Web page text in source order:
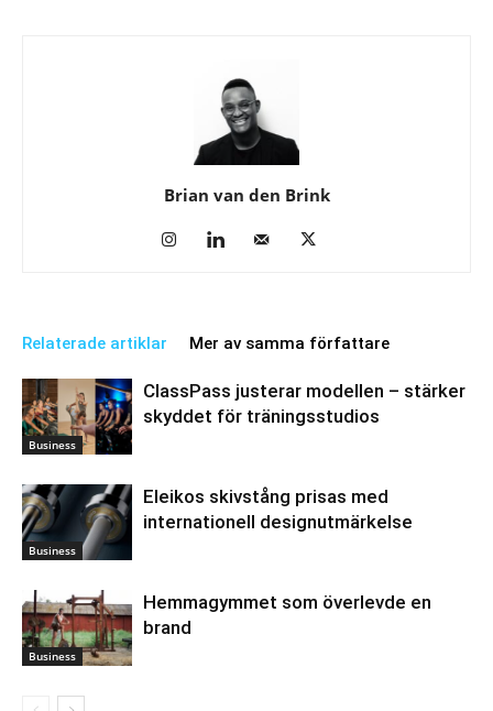
Brian van den Brink
Relaterade artiklar Mer av samma författare
Business
ClassPass justerar modellen – stärker
skyddet för träningsstudios
Business
Eleikos skivstång prisas med
internationell designutmärkelse
Business
Hemmagymmet som överlevde en
brand